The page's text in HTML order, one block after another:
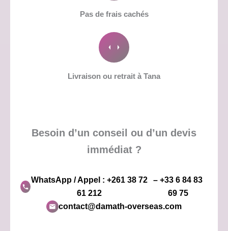
Pas de frais cachés
Livraison ou retrait à Tana
Besoin d’un conseil ou d’un devis
immédiat ?
WhatsApp / Appel : +261 38 72
61 212
– +33 6 84 83
69 75
contact@damath-overseas.com